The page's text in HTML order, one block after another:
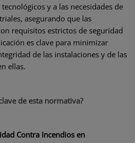
y a las necesidades de
asegurando que las
requisitos estrictos de seguridad
es clave para minimizar
de las instalaciones y de las
ellas.
de esta normativa?
Contra Incendios en